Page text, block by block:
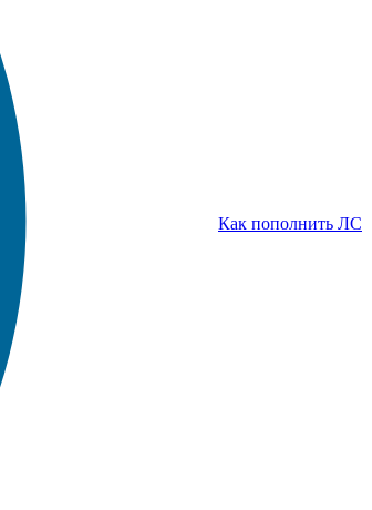
Как пополнить ЛС